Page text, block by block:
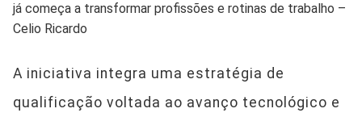
já começa a transformar profissões e rotinas de trabalho –
Celio Ricardo
A iniciativa integra uma estratégia de
qualificação voltada ao avanço tecnológico e